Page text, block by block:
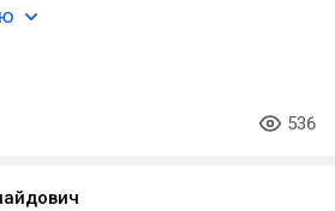
536